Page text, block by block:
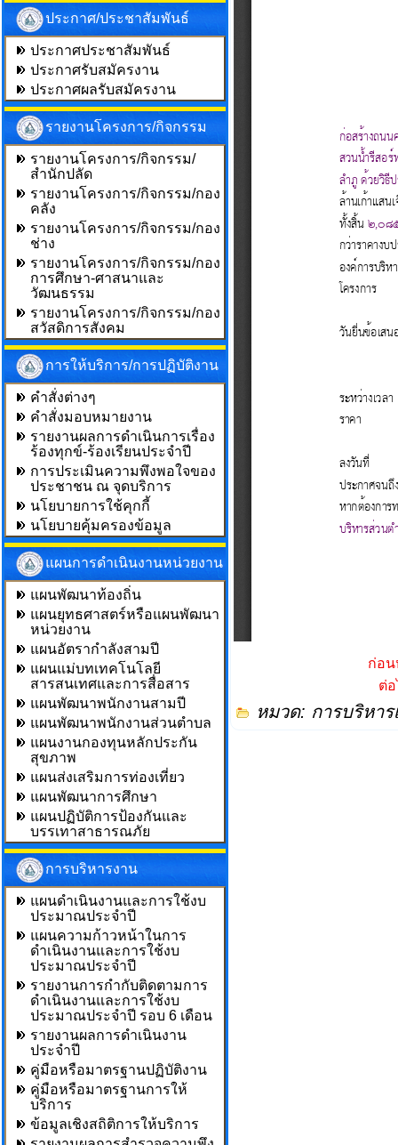
ประกาศ/ประชาสัมพันธ์
ประกาศประชาสัมพันธ์
ประกาศรับสมัครงาน
ประกาศผลรับสมัครงาน
รายงานโครงการ/กิจกรรม
รายงานโครงการ/กิจกรรม/
สำนักปลัด
รายงานโครงการ/กิจกรรม/กอง
คลัง
รายงานโครงการ/กิจกรรม/กอง
ช่าง
รายงานโครงการ/กิจกรรม/กอง
การศึกษา-ศาสนาและ
วัฒนธรรม
รายงานโครงการ/กิจกรรม/กอง
สวัสดิการสังคม
การให้บริการ/การปฏิบัติงาน
คำสั่งต่างๆ
คำสั่งมอบหมายงาน
รายงานผลการดำเนินการเรื่อง
ร้องทุกข์-ร้องเรียนประจำปี
การประเมินความพึงพอใจของ
ประชาชน ณ จุดบริการ
นโยบายการใช้คุกกี้
นโยบายคุ้มครองข้อมูล
แผนการดำเนินงานหน่วยงาน
แผนพัฒนาท้องถิ่น
แผนยุทธศาสตร์หรือแผนพัฒนา
หน่วยงาน
แผนอัตรากำลังสามปี
แผนแม่บทเทคโนโลยี
สารสนเทศและการสื่อสาร
แผนพัฒนาพนักงานสามปี
แผนพัฒนาพนักงานส่วนตำบล
แผนงานกองทุนหลักประกัน
สุขภาพ
แผนส่งเสริมการท่องเที่ยว
แผนพัฒนาการศึกษา
แผนปฏิบัติการป้องกันและ
บรรเทาสาธารณภัย
การบริหารงาน
แผนดำเนินงานและการใช้งบ
ประมาณประจำปี
แผนความก้าวหน้าในการ
ดำเนินงานและการใช้งบ
ประมาณประจำปี
รายงานการกำกับติดตามการ
ดำเนินงานและการใช้งบ
ประมาณประจำปี รอบ 6 เดือน
รายงานผลการดำเนินงาน
ประจำปี
คู่มือหรือมาตรฐานปฏิบัติงาน
คู่มือหรือมาตรฐานการให้
บริการ
ข้อมูลเชิงสถิติการให้บริการ
ก่อ
ต่
หมวด: การบริหา